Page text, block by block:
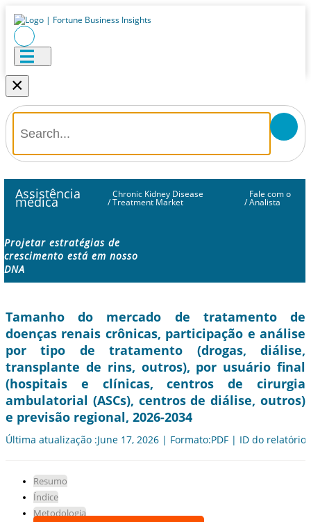
×
Assistência
médica /
Chronic Kidney Disease
Treatment Market /
Fale com o
Analista
Projetar estratégias de
crescimento está em nosso
DNA
Tamanho do mercado de tratamento de
doenças renais crônicas, participação e análise
por tipo de tratamento (drogas, diálise,
transplante de rins, outros), por usuário final
(hospitais e clínicas, centros de cirurgia
ambulatorial (ASCs), centros de diálise, outros)
e previsão regional, 2026-2034
Última atualização :June 17, 2026 | Formato:PDF | ID do relatório:
Resumo
Índice
Metodologia